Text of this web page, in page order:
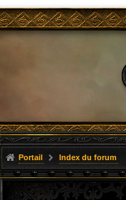
Portail Index du forum